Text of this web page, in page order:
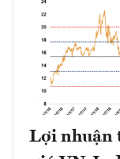
Lợi nhuận